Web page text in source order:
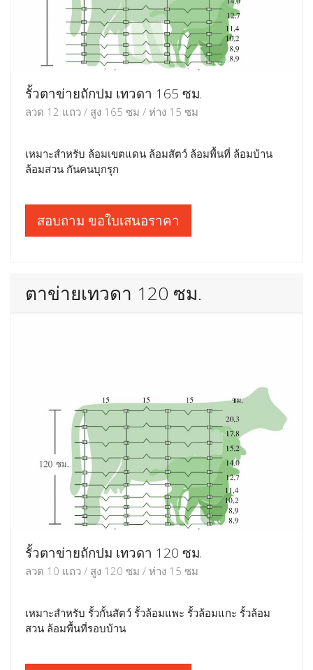
รั้วตาข่ายถักปม เทวดา 165 ซม.
ลวด 12 แถว / สูง 165 ซม / ห่าง 15 ซม
เหมาะสำหรับ ล้อมเขตแดน ล้อมสัตว์ ล้อมพื้นที่ ล้อมบ้าน
ล้อมสวน กันคนบุกรุก
สอบถาม ขอใบเสนอราคา
ตาข่ายเทวดา 120 ซม.
รั้วตาข่ายถักปม เทวดา 120 ซม.
ลวด 10 แถว / สูง 120 ซม / ห่าง 15 ซม
เหมาะสำหรับ รั้วกั้นสัตว์ รั้วล้อมแพะ รั้วล้อมแกะ รั้วล้อม
สวน ล้อมพื้นที่รอบบ้าน